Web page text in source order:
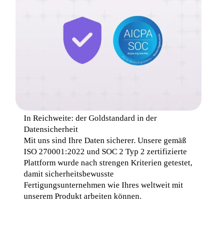
In Reichweite: der Goldstandard in der
Datensicherheit
Mit uns sind Ihre Daten sicherer. Unsere gemäß
ISO 270001:2022 und SOC 2 Typ 2 zertifizierte
Plattform wurde nach strengen Kriterien getestet,
damit sicherheitsbewusste
Fertigungsunternehmen wie Ihres weltweit mit
unserem Produkt arbeiten können.